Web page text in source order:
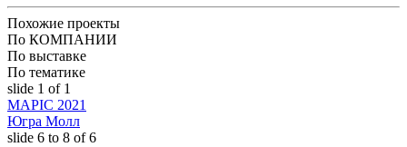
Похожие проекты
По КОМПАНИИ
По выставке
По тематике
slide 1 of 1
MAPIC 2021
Югра Молл
slide 6 to 8 of 6